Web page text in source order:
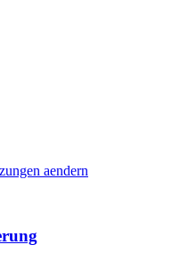
aendern